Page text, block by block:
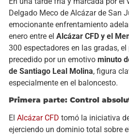
Delgado Meco de Alcázar de San
emocionante enfrentamiento
enero entre el Alcázar CFD y el
300 espectadores en las gradas,
precedido por un emotivo minuto
de Santiago Leal Molina, figura
especialmente en el baloncesto.
Primera parte: Control
El Alcázar CFD tomó la iniciativa
ejerciendo un dominio total sobre